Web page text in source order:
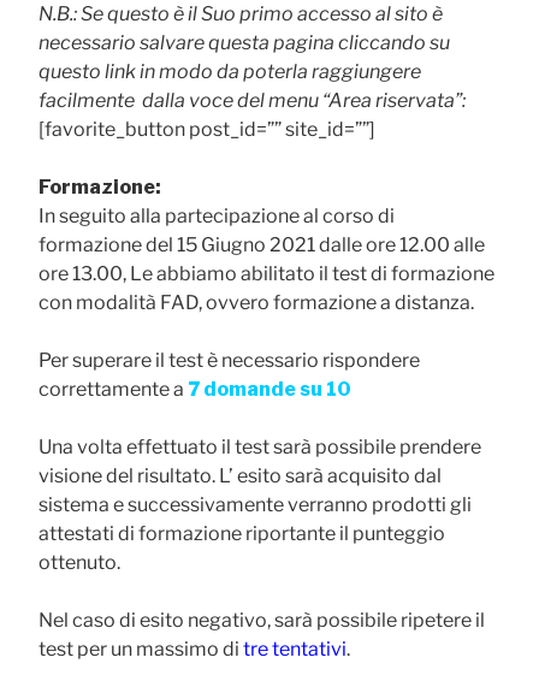
N.B.: Se questo è il Suo primo accesso al sito è
necessario salvare questa pagina cliccando su
questo link in modo da poterla raggiungere
facilmente dalla voce del menu “Area riservata”:
[favorite_button post_id=”” site_id=””]
Formazione:
In seguito alla partecipazione al corso di
formazione del 15 Giugno 2021 dalle ore 12.00 alle
ore 13.00, Le abbiamo abilitato il test di formazione
con modalità FAD, ovvero formazione a distanza.
Per superare il test è necessario rispondere
correttamente a 7 domande su 10
Una volta effettuato il test sarà possibile prendere
visione del risultato. L’ esito sarà acquisito dal
sistema e successivamente verranno prodotti gli
attestati di formazione riportante il punteggio
ottenuto.
Nel caso di esito negativo, sarà possibile ripetere il
test per un massimo di tre tentativi.